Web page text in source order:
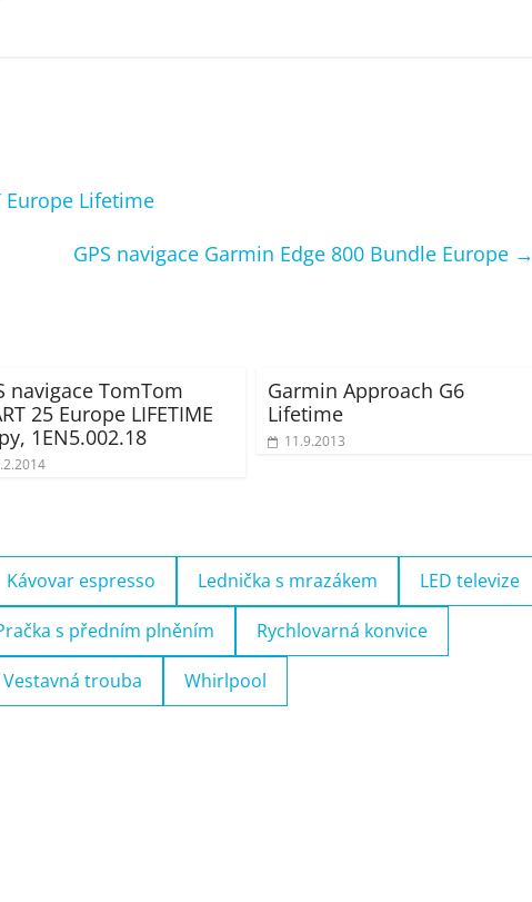
Europe Lifetime
GPS navigace Garmin Edge 800 Bundle Europe →
navigace TomTom
25 Europe LIFETIME
1EN5.002.18
Garmin Approach G6
Lifetime
11.9.2013
Kávovar espresso Lednička s mrazákem LED televize
s předním plněním Rychlovarná konvice
Vestavná trouba Whirlpool